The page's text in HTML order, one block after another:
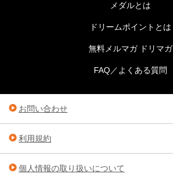
メダルとは
ドリームポイントとは
無料メルマガ ドリマガ
FAQ／よくある質問
お問い合わせ
利用規約
個人情報の取り扱いについて